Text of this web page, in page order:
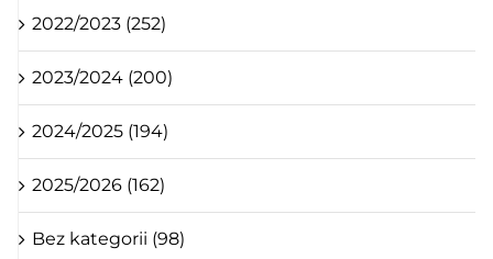
2022/2023 (252)
2023/2024 (200)
2024/2025 (194)
2025/2026 (162)
Bez kategorii (98)